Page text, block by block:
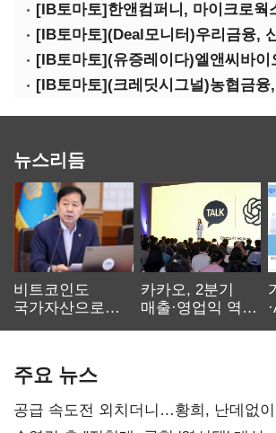
뉴스리듬
비트코인도
국가자산으로…'
카카오, 2분기
매출·영업익 역대
주요 뉴스
공급 속도전 외치더니…황희, 난데없